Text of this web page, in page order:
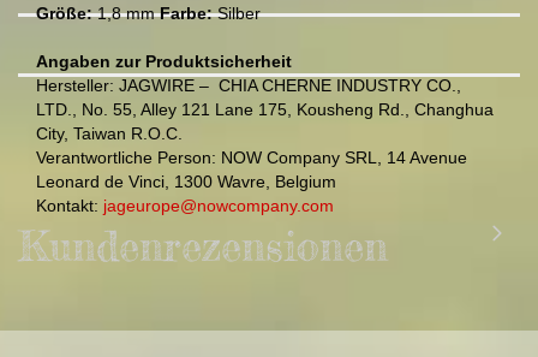
Größe:1,8 mmFarbe:Silber
Angaben zur Produktsicherheit
Hersteller: JAGWIRE – CHIA CHERNE INDUSTRY CO.,
LTD., No. 55, Alley 121 Lane 175, Kousheng Rd., Changhua
City, Taiwan R.O.C.
Verantwortliche Person: NOW Company SRL, 14 Avenue
Leonard de Vinci, 1300 Wavre, Belgium
Kontakt: jageurope@nowcompany.com
Kundenrezensionen